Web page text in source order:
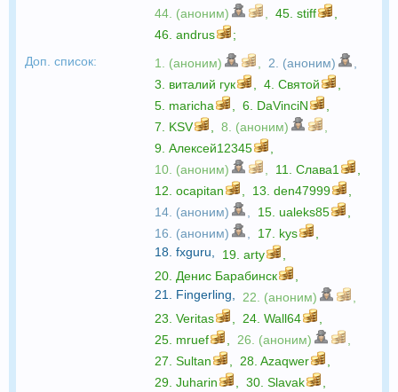
44. (аноним)
45. stiff
46. andrus
;
Доп. список:
1. (аноним) 2. (аноним)
3. виталий гук 4. Святой
5. maricha 6. DaVinciN
7. KSV 8. (аноним)
9. Алексей12345
10. (аноним)
11. Слава1
12. ocapitan 13. den47999
14. (аноним)
15. ualeks85
16. (аноним)
17. kys
18. fxguru 19. arty
20. Денис Барабинск
21. Fingerling 22. (аноним)
23. Veritas 24. Wall64
25. mruef 26. (аноним)
27. Sultan 28. Azaqwer
29. Juharin 30. Slavak